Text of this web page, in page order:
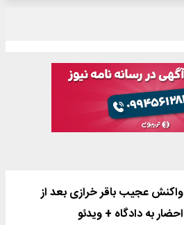
واکنش عجیب باقر خرازی بعد از
احضار به دادگاه + ویدئو